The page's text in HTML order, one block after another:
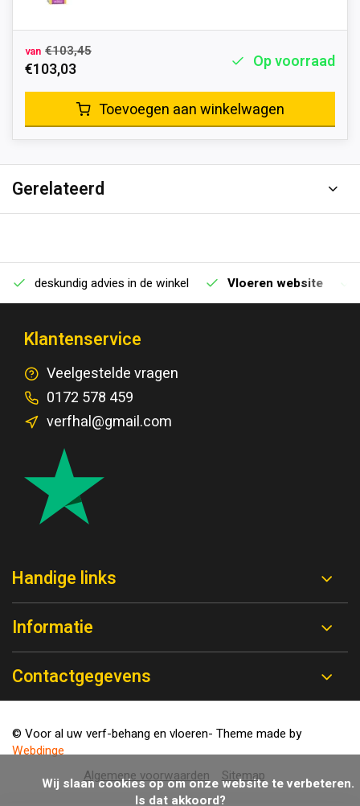
van €103,45
€103,03 Op voorraad
Toevoegen aan winkelwagen
Gerelateerd
deskundig advies in de winkel Vloeren website
Klantenservice
Veelgestelde vragen
0172 578 459
verfhal@gmail.com
Handige links
Informatie
Contactgegevens
Algemene voorwaarden Sitemap
© Voor al uw verf-behang en vloeren- Theme made by
Webdinge
Is dat akkoord?